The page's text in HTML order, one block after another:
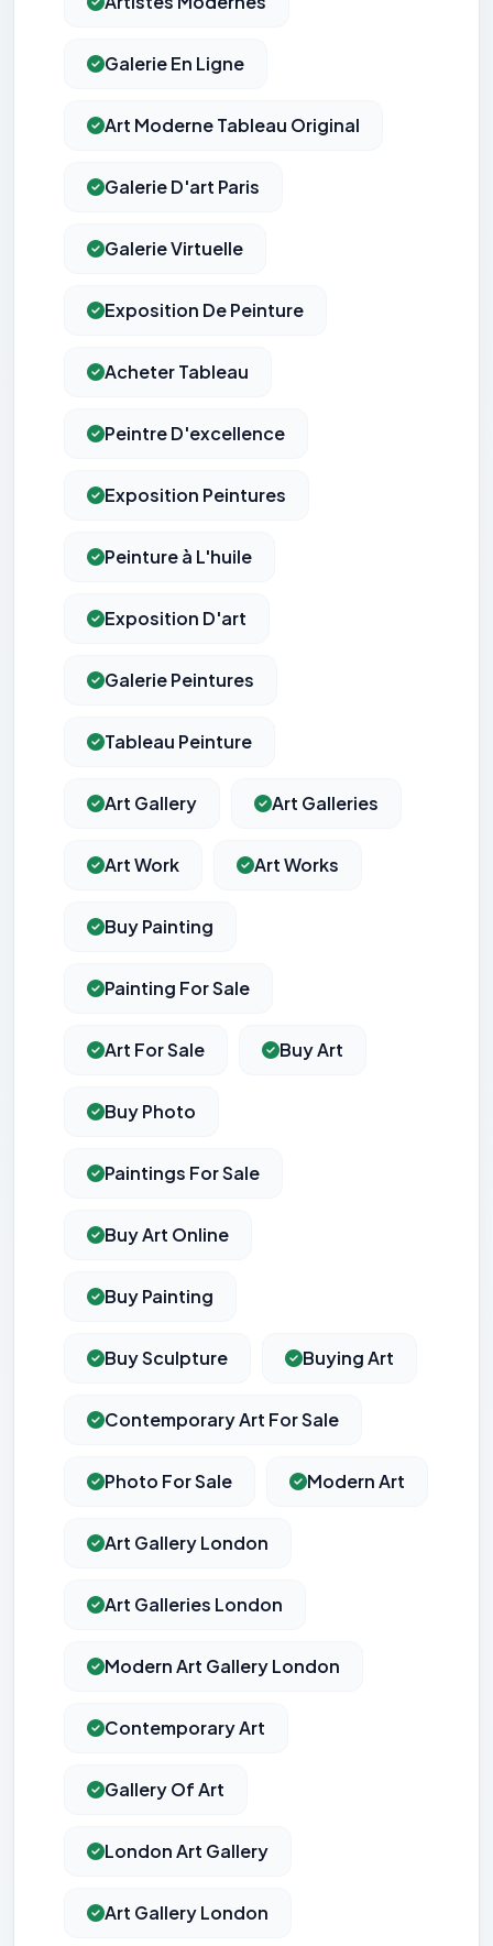
Galerie En Ligne
Art Moderne Tableau Original
Galerie D'art Paris
Galerie Virtuelle
Exposition De Peinture
Acheter Tableau
Peintre D'excellence
Exposition Peintures
Peinture à L'huile
Exposition D'art
Galerie Peintures
Tableau Peinture
Art Gallery Art Galleries
Art Work Art Works
Buy Painting
Painting For Sale
Art For Sale Buy Art
Buy Photo
Paintings For Sale
Buy Art Online
Buy Painting
Buy Sculpture Buying Art
Contemporary Art For Sale
Photo For Sale Modern Art
Art Gallery London
Art Galleries London
Modern Art Gallery London
Contemporary Art
Gallery Of Art
London Art Gallery
Art Gallery London